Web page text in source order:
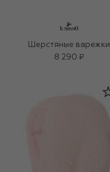
Шерстяные варежки
8 290 ₽